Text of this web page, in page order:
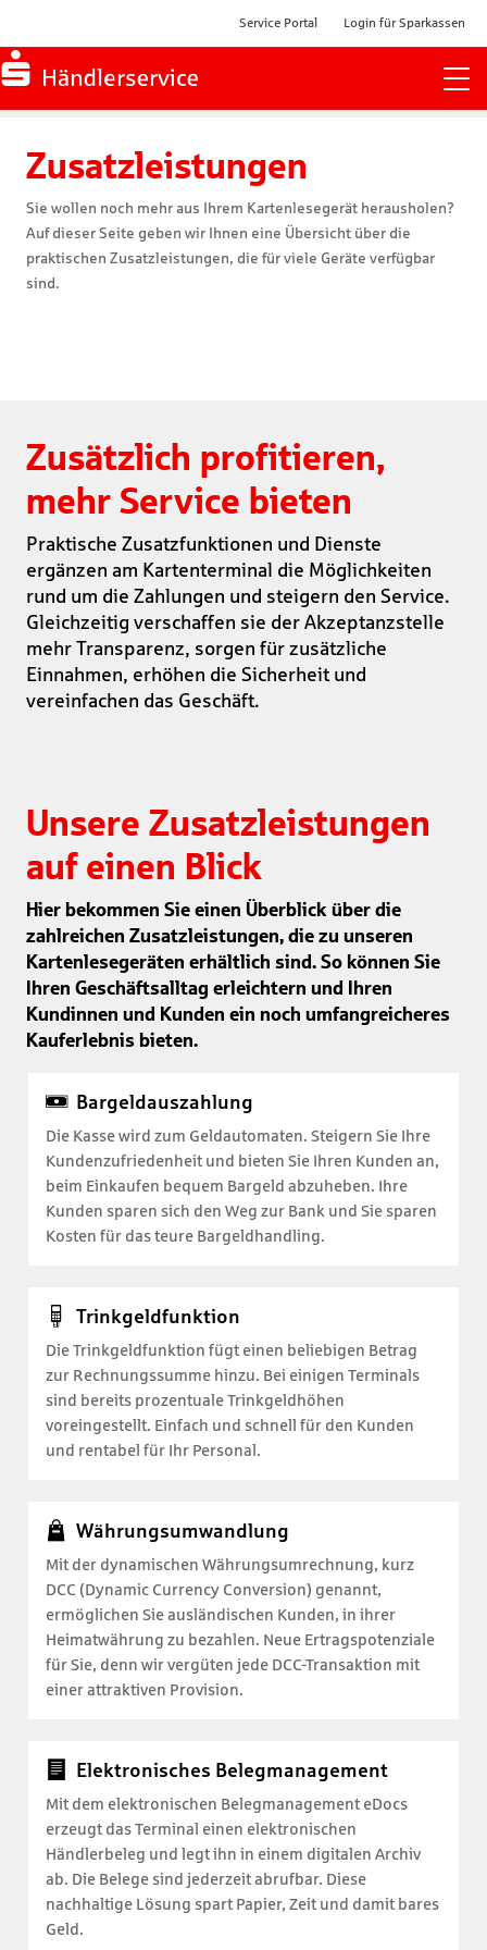
Service Portal Login für Sparkassen
Zusatzleistungen
Sie wollen noch mehr aus Ihrem Kartenlesegerät herausholen?
Auf dieser Seite geben wir Ihnen eine Übersicht über die
praktischen Zusatzleistungen, die für viele Geräte verfügbar
sind.
Zusätzlich profitieren,
mehr Service bieten
Praktische Zusatzfunktionen und Dienste
ergänzen am Kartenterminal die Möglichkeiten
rund um die Zahlungen und steigern den Service.
Gleichzeitig verschaffen sie der Akzeptanzstelle
mehr Transparenz, sorgen für zusätzliche
Einnahmen, erhöhen die Sicherheit und
vereinfachen das Geschäft.
Unsere Zusatzleistungen
auf einen Blick
Hier bekommen Sie einen Überblick über die
zahlreichen Zusatzleistungen, die zu unseren
Kartenlesegeräten erhältlich sind. So können Sie
Ihren Geschäftsalltag erleichtern und Ihren
Kundinnen und Kunden ein noch umfangreicheres
Kauferlebnis bieten.
Bargeldauszahlung
Die Kasse wird zum Geldautomaten. Steigern Sie Ihre
Kundenzufriedenheit und bieten Sie Ihren Kunden an,
beim Einkaufen bequem Bargeld abzuheben. Ihre
Kunden sparen sich den Weg zur Bank und Sie sparen
Kosten für das teure Bargeldhandling.
Trinkgeldfunktion
Die Trinkgeldfunktion fügt einen beliebigen Betrag
zur Rechnungssumme hinzu. Bei einigen Terminals
sind bereits prozentuale Trinkgeldhöhen
voreingestellt. Einfach und schnell für den Kunden
und rentabel für Ihr Personal.
Währungsumwandlung
Mit der dynamischen Währungsumrechnung, kurz
DCC (Dynamic Currency Conversion) genannt,
ermöglichen Sie ausländischen Kunden, in ihrer
Heimatwährung zu bezahlen. Neue Ertragspotenziale
für Sie, denn wir vergüten jede DCC-Transaktion mit
einer attraktiven Provision.
Elektronisches Belegmanagement
Mit dem elektronischen Belegmanagement eDocs
erzeugt das Terminal einen elektronischen
Händlerbeleg und legt ihn in einem digitalen Archiv
ab. Die Belege sind jederzeit abrufbar. Diese
nachhaltige Lösung spart Papier, Zeit und damit bares
Geld.